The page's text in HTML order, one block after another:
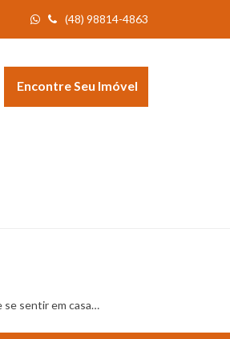
(48) 98814-4863
Encontre Seu Imóvel
se sentir em casa…